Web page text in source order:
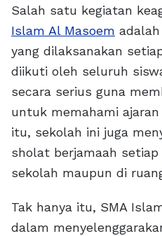
Salah satu kegiatan
Islam Al Masoem
yang dilaksanakan
diikuti oleh seluruh
secara serius guna
untuk memahami
itu, sekolah ini juga
sholat berjamaah
sekolah maupun di
Tak hanya itu, SMA
dalam